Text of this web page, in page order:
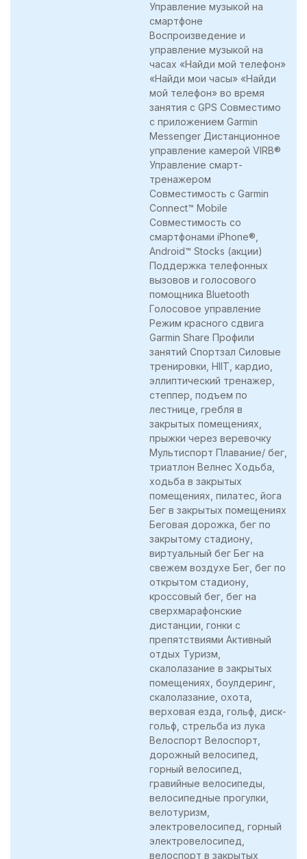
Управление музыкой на
смартфоне
Воспроизведение и
управление музыкой на
часах «Найди мой телефон»
«Найди мои часы» «Найди
мой телефон» во время
занятия с GPS Совместимо
с приложением Garmin
Messenger Дистанционное
управление камерой VIRB®
Управление смарт-
тренажером
Совместимость с Garmin
Connect™ Mobile
Совместимость со
смартфонами iPhone®,
Android™ Stocks (акции)
Поддержка телефонных
вызовов и голосового
помощника Bluetooth
Голосовое управление
Режим красного сдвига
Garmin Share Профили
занятий Спортзал Силовые
тренировки, HIIT, кардио,
эллиптический тренажер,
степпер, подъем по
лестнице, гребля в
закрытых помещениях,
прыжки через веревочку
Мультиспорт Плавание/ бег,
триатлон Велнес Ходьба,
ходьба в закрытых
помещениях, пилатес, йога
Бег в закрытых помещениях
Беговая дорожка, бег по
закрытому стадиону,
виртуальный бег Бег на
свежем воздухе Бег, бег по
открытом стадиону,
кроссовый бег, бег на
сверхмарафонские
дистанции, гонки с
препятствиями Активный
отдых Туризм,
скалолазание в закрытых
помещениях, боулдеринг,
скалолазание, охота,
верховая езда, гольф, диск-
гольф, стрельба из лука
Велоспорт Велоспорт,
дорожный велосипед,
горный велосипед,
гравийные велосипеды,
велосипедные прогулки,
велотуризм,
электровелосипед, горный
электровелосипед,
велоспорт в закрытых